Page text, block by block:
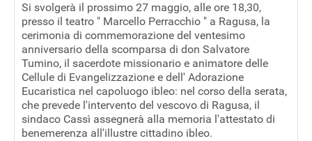
Si svolgerà il prossimo 27 maggio, alle ore 18,30,
presso il teatro " Marcello Perracchio " a Ragusa, la
cerimonia di commemorazione del ventesimo
anniversario della scomparsa di don Salvatore
Tumino, il sacerdote missionario e animatore delle
Cellule di Evangelizzazione e dell' Adorazione
Eucaristica nel capoluogo ibleo: nel corso della serata,
che prevede l'intervento del vescovo di Ragusa, il
sindaco Cassì assegnerà alla memoria l'attestato di
benemerenza all'illustre cittadino ibleo.